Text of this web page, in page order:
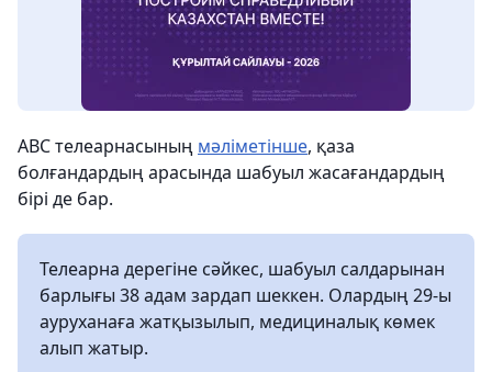
ABC телеарнасының мәліметінше, қаза
болғандардың арасында шабуыл жасағандардың
бірі де бар.
Телеарна дерегіне сәйкес, шабуыл салдарынан
барлығы 38 адам зардап шеккен. Олардың 29-ы
ауруханаға жатқызылып, медициналық көмек
алып жатыр.